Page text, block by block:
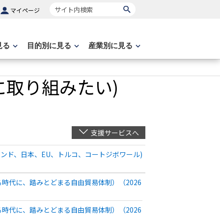
マイページ サイト内検索
る 目的別に見る 産業別に見る
り組みたい)
支援サービスへ
ド、日本、EU、トルコ、コートジボワール)
代に、踏みとどまる自由貿易体制）（2026
代に、踏みとどまる自由貿易体制）（2026